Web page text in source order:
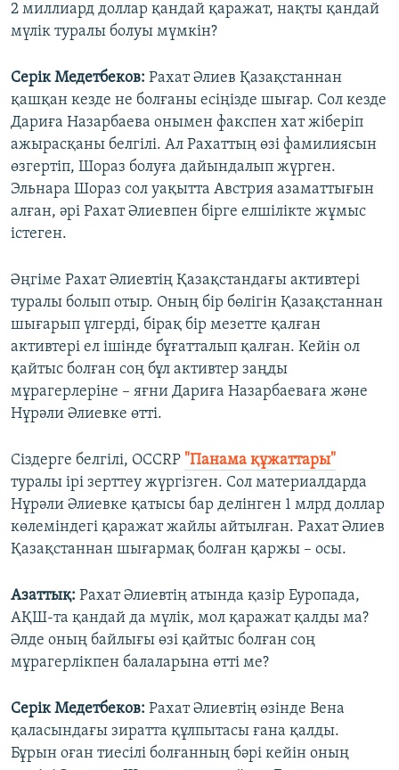
2 миллиард доллар қандай қаражат, нақты қандай
мүлік туралы болуы мүмкін?
Серік Медетбеков: Рахат Әлиев Қазақстаннан
қашқан кезде не болғаны есіңізде шығар. Сол кезде
Дариға Назарбаева онымен факспен хат жіберіп
ажырасқаны белгілі. Ал Рахаттың өзі фамилиясын
өзгертіп, Шораз болуға дайындалып жүрген.
Эльнара Шораз сол уақытта Австрия азаматтығын
алған, әрі Рахат Әлиевпен бірге елшілікте жұмыс
істеген.
Әңгіме Рахат Әлиевтің Қазақстандағы активтері
туралы болып отыр. Оның бір бөлігін Қазақстаннан
шығарып үлгерді, бірақ бір мезетте қалған
активтері ел ішінде бұғатталып қалған. Кейін ол
қайтыс болған соң бұл активтер заңды
мұрагерлеріне – яғни Дариға Назарбаеваға және
Нұрәли Әлиевке өтті.
Сіздерге белгілі, OCCRP "Панама құжаттары"
туралы ірі зерттеу жүргізген. Сол материалдарда
Нұрәли Әлиевке қатысы бар делінген 1 млрд доллар
көлеміндегі қаражат жайлы айтылған. Рахат Әлиев
Қазақстаннан шығармақ болған қаржы – осы.
Азаттық: Рахат Әлиевтің атында қазір Еуропада,
АҚШ-та қандай да мүлік, мол қаражат қалды ма?
Әлде оның байлығы өзі қайтыс болған соң
мұрагерлікпен балаларына өтті ме?
Серік Медетбеков: Рахат Әлиевтің өзінде Вена
қаласындағы зиратта құлпытасы ғана қалды.
Бұрын оған тиесілі болғанның бәрі кейін оның